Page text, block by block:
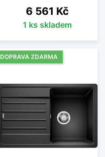
Cena
6 561 Kč
1 ks skladem
DOPRAVA ZDARMA